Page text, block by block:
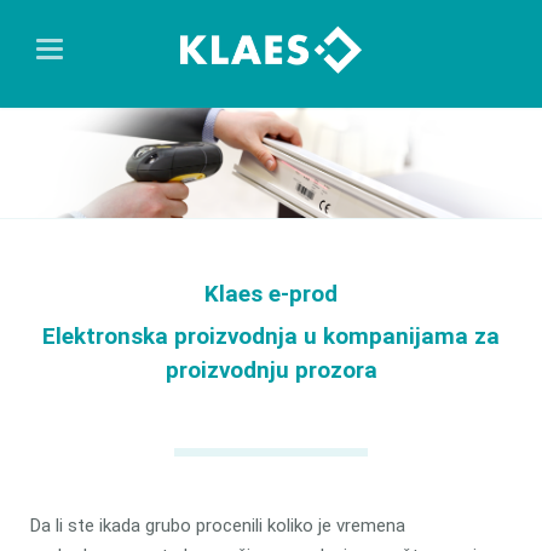
Klaes e-prod
Elektronska proizvodnja u kompanijama za
proizvodnju prozora
Da li ste ikada grubo procenili koliko je vremena